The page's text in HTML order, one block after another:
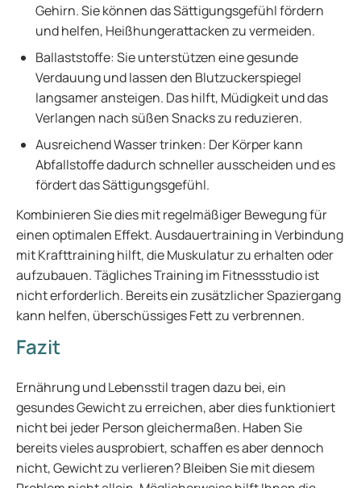
Gehirn. Sie können das Sättigungsgefühl fördern
und helfen, Heißhungerattacken zu vermeiden.
Ballaststoffe: Sie unterstützen eine gesunde
Verdauung und lassen den Blutzuckerspiegel
langsamer ansteigen. Das hilft, Müdigkeit und das
Verlangen nach süßen Snacks zu reduzieren.
Ausreichend Wasser trinken: Der Körper kann
Abfallstoffe dadurch schneller ausscheiden und es
fördert das Sättigungsgefühl.
Kombinieren Sie dies mit regelmäßiger Bewegung für
einen optimalen Effekt. Ausdauertraining in Verbindung
mit Krafttraining hilft, die Muskulatur zu erhalten oder
aufzubauen. Tägliches Training im Fitnessstudio ist
nicht erforderlich. Bereits ein zusätzlicher Spaziergang
kann helfen, überschüssiges Fett zu verbrennen.
Fazit
Ernährung und Lebensstil tragen dazu bei, ein
gesundes Gewicht zu erreichen, aber dies funktioniert
nicht bei jeder Person gleichermaßen. Haben Sie
bereits vieles ausprobiert, schaffen es aber dennoch
nicht, Gewicht zu verlieren? Bleiben Sie mit diesem